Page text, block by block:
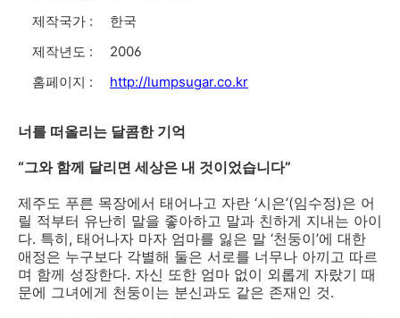
제작국가 :
한국
제작년도 :
2006
홈페이지 :
http://lumpsugar.co.kr
너를 떠올리는 달콤한 기억
“그와 함께 달리면 세상은 내 것이었습니다”
제주도 푸른 목장에서 태어나고 자란 ‘시은’(임수정)은 어
릴 적부터 유난히 말을 좋아하고 말과 친하게 지내는 아이
다. 특히, 태어나자 마자 엄마를 잃은 말 ‘천둥이’에 대한
애정은 누구보다 각별해 둘은 서로를 너무나 아끼고 따르
며 함께 성장한다. 자신 또한 엄마 없이 외롭게 자랐기 때
문에 그녀에게 천둥이는 분신과도 같은 존재인 것.